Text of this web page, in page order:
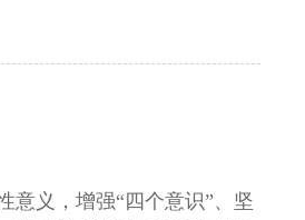
意义，增强“四个意识”、坚